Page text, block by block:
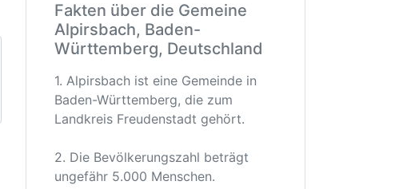
Fakten über die Gemeine
Alpirsbach, Baden-
Württemberg, Deutschland
1. Alpirsbach ist eine Gemeinde in
Baden-Württemberg, die zum
Landkreis Freudenstadt gehört.
2. Die Bevölkerungszahl beträgt
ungefähr 5.000 Menschen.